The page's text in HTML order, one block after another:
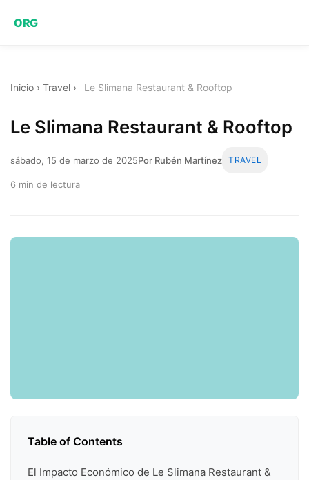
ORG
Inicio › Travel › Le Slimana Restaurant & Rooftop
Le Slimana Restaurant & Rooftop
sábado, 15 de marzo de 2025Por Rubén Martínez TRAVEL
6 min de lectura
Table of Contents
El Impacto Económico de Le Slimana Restaurant &